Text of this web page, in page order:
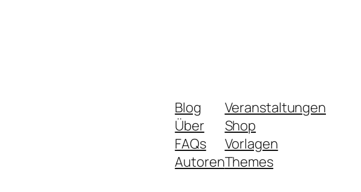
Blog
Über
FAQs
Autoren
Veranstaltungen
Shop
Vorlagen
Themes